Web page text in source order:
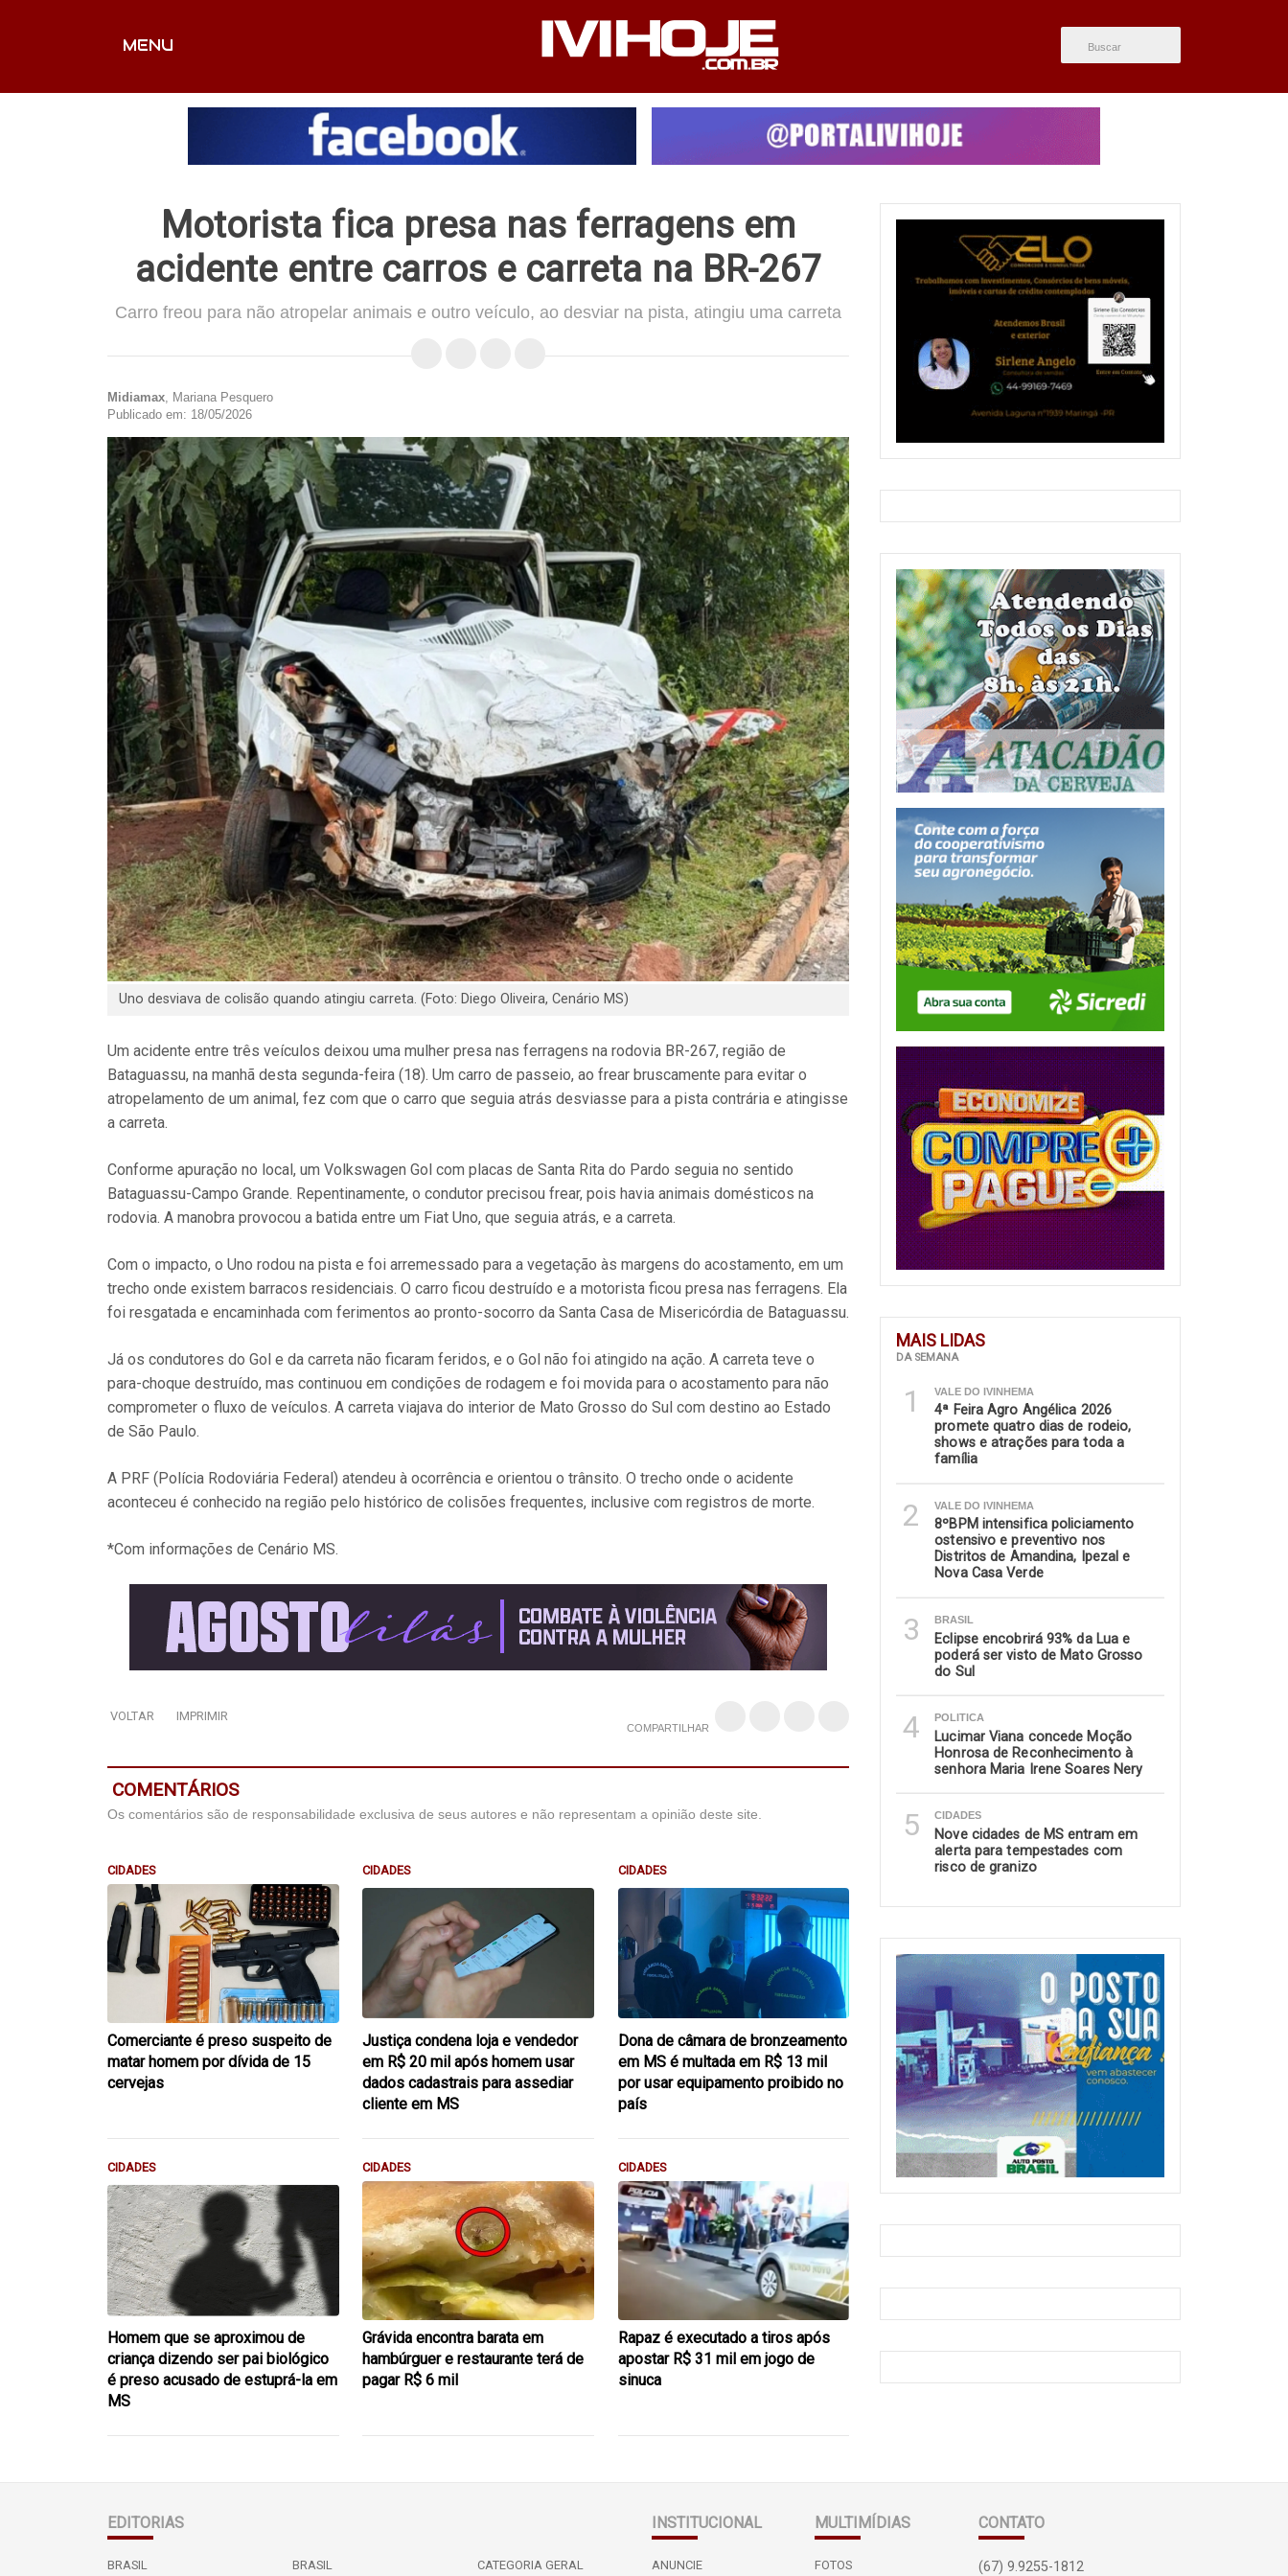
MENU
FALE CONOSCO
Motorista fica presa nas ferragens em
acidente entre carros e carreta na BR-267
Carro freou para não atropelar animais e outro veículo, ao desviar na pista, atingiu uma carreta
MAIS LIDAS
DA SEMANA
1 VALE DO IVINHEMA
4ª Feira Agro Angélica 2026
promete quatro dias de rodeio,
shows e atrações para toda a
família
2 VALE DO IVINHEMA
8ºBPM intensifica policiamento
ostensivo e preventivo nos
Distritos de Amandina, Ipezal e
Nova Casa Verde
3 BRASIL
Eclipse encobrirá 93% da Lua e
poderá ser visto de Mato Grosso
do Sul
4 POLITICA
Lucimar Viana concede Moção
Honrosa de Reconhecimento à
senhora Maria Irene Soares Nery
5 CIDADES
Nove cidades de MS entram em
alerta para tempestades com
risco de granizo
Midiamax, Mariana Pesquero
Publicado em: 18/05/2026
Uno desviava de colisão quando atingiu carreta. (Foto: Diego Oliveira, Cenário MS)
Um acidente entre três veículos deixou uma mulher presa nas ferragens na rodovia BR-267, região de
Bataguassu, na manhã desta segunda-feira (18). Um carro de passeio, ao frear bruscamente para evitar o
atropelamento de um animal, fez com que o carro que seguia atrás desviasse para a pista contrária e atingisse
a carreta.
Conforme apuração no local, um Volkswagen Gol com placas de Santa Rita do Pardo seguia no sentido
Bataguassu-Campo Grande. Repentinamente, o condutor precisou frear, pois havia animais domésticos na
rodovia. A manobra provocou a batida entre um Fiat Uno, que seguia atrás, e a carreta.
Com o impacto, o Uno rodou na pista e foi arremessado para a vegetação às margens do acostamento, em um
trecho onde existem barracos residenciais. O carro ficou destruído e a motorista ficou presa nas ferragens. Ela
foi resgatada e encaminhada com ferimentos ao pronto-socorro da Santa Casa de Misericórdia de Bataguassu.
Já os condutores do Gol e da carreta não ficaram feridos, e o Gol não foi atingido na ação. A carreta teve o
para-choque destruído, mas continuou em condições de rodagem e foi movida para o acostamento para não
comprometer o fluxo de veículos. A carreta viajava do interior de Mato Grosso do Sul com destino ao Estado
de São Paulo.
A PRF (Polícia Rodoviária Federal) atendeu à ocorrência e orientou o trânsito. O trecho onde o acidente
aconteceu é conhecido na região pelo histórico de colisões frequentes, inclusive com registros de morte.
*Com informações de Cenário MS.
VOLTAR IMPRIMIR
COMPARTILHAR
COMENTÁRIOS
Os comentários são de responsabilidade exclusiva de seus autores e não representam a opinião deste site.
CIDADES
Comerciante é preso suspeito de
matar homem por dívida de 15
cervejas
CIDADES
Justiça condena loja e vendedor
em R$ 20 mil após homem usar
dados cadastrais para assediar
cliente em MS
CIDADES
Dona de câmara de bronzeamento
em MS é multada em R$ 13 mil
por usar equipamento proibido no
país
CIDADES
Homem que se aproximou de
criança dizendo ser pai biológico
é preso acusado de estuprá-la em
MS
CIDADES
Grávida encontra barata em
hambúrguer e restaurante terá de
pagar R$ 6 mil
CIDADES
Rapaz é executado a tiros após
apostar R$ 31 mil em jogo de
sinuca
EDITORIAS
BRASIL BRASIL CATEGORIA GERAL
INSTITUCIONAL
ANUNCIE
MULTIMÍDIAS
FOTOS
CONTATO
(67) 9.9255-1812